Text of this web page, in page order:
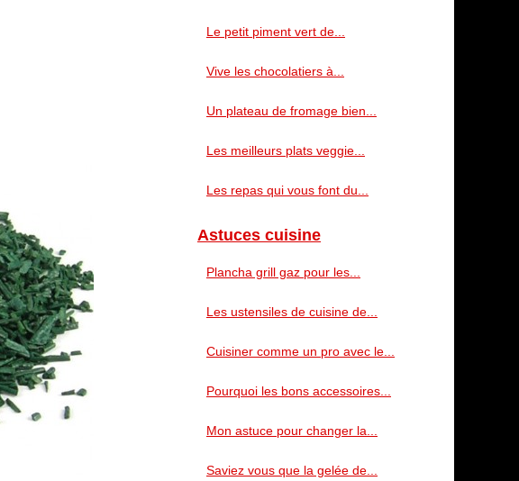
Le petit piment vert de...
Vive les chocolatiers à...
Un plateau de fromage bien...
Les meilleurs plats veggie...
Les repas qui vous font du...
Astuces cuisine
Plancha grill gaz pour les...
Les ustensiles de cuisine de...
Cuisiner comme un pro avec le...
Pourquoi les bons accessoires...
Mon astuce pour changer la...
Saviez vous que la gelée de...